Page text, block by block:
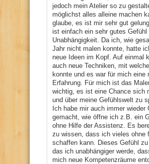
jedoch mein Atelier so zu
möglichst alles alleine machen
glaube, es ist mir sehr gut
ist einfach ein sehr gutes Gefühl
Unabhängigkeit. Da ich, wie
Jahr nicht malen konnte, hatte
neue Ideen im Kopf. Auf einmal
auch neue Techniken, mit
konnte und es war für mich eine
Erfahrung. Für mich ist das
wichtig, es ist eine Chance sich
und über meine Gefühlswelt zu
Ich habe mir auch immer wieder
gemacht, wie öffne ich z.B. ein
ohne Hilfe der Assistenz. Es
zu wissen, dass ich vieles ohne
schaffen kann. Dieses Gefühl zu
das ich unabhängiger werde,
mich neue Kompetenzräume